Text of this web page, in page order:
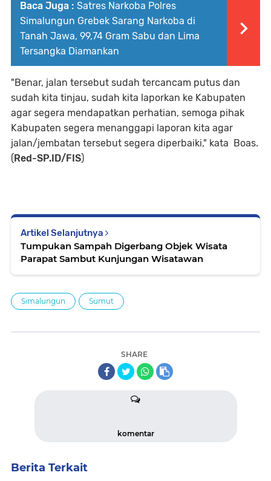
Baca Juga : Satres Narkoba Polres
Simalungun Grebek Sarang Narkoba di
Tanah Jawa, 99,74 Gram Sabu dan Lima
Tersangka Diamankan
"Benar, jalan tersebut sudah tercancam putus dan
sudah kita tinjau, sudah kita laporkan ke Kabupaten
agar segera mendapatkan perhatian, semoga pihak
Kabupaten segera menanggapi laporan kita agar
jalan/jembatan tersebut segera diperbaiki," kata Boas.
(Red-SP.ID/FIS)
Artikel Selanjutnya
Tumpukan Sampah Digerbang Objek Wisata
Parapat Sambut Kunjungan Wisatawan
Simalungun Sumut
SHARE
komentar
Berita Terkait